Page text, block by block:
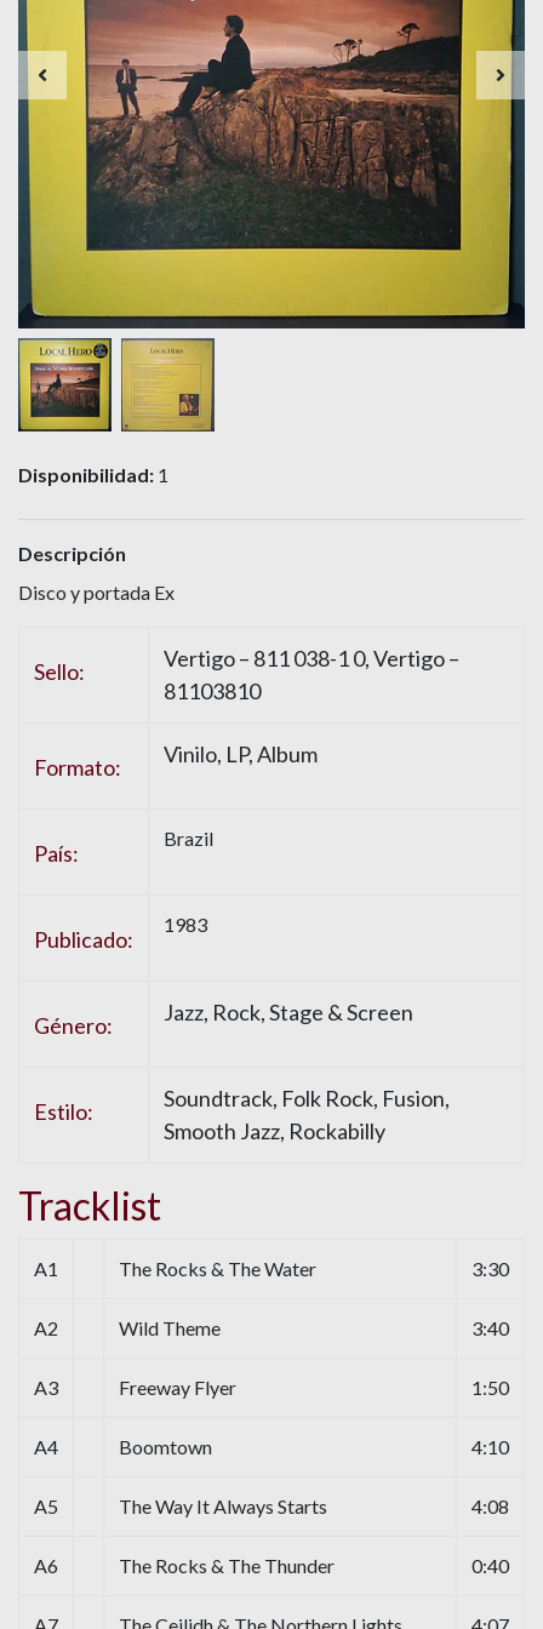
Disponibilidad: 1
Descripción
Disco y portada Ex
Sello:
Vertigo – 811 038-1 0, Vertigo –
81103810
Formato: Vinilo, LP, Album
País:
Brazil
Publicado:
1983
Género: Jazz, Rock, Stage & Screen
Estilo:
Soundtrack, Folk Rock, Fusion,
Smooth Jazz, Rockabilly
Tracklist
A1 The Rocks & The Water 3:30
A2 Wild Theme 3:40
A3 Freeway Flyer 1:50
A4 Boomtown 4:10
A5 The Way It Always Starts 4:08
A6 The Rocks & The Thunder 0:40